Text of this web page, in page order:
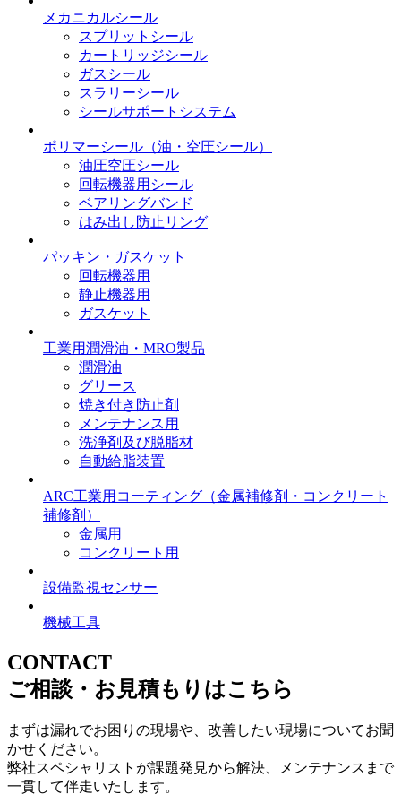
メカニカルシール
スプリットシール
カートリッジシール
ガスシール
スラリーシール
シールサポートシステム
ポリマーシール （油・空圧シール）
油圧空圧シール
回転機器用シール
ベアリングバンド
はみ出し防止リング
パッキン・ガスケット
回転機器用
静止機器用
ガスケット
工業用潤滑油・MRO製品
潤滑油
グリース
焼き付き防止剤
メンテナンス用
洗浄剤及び脱脂材
自動給脂装置
ARC工業用コーティング （金属補修剤・コンクリート
補修剤）
金属用
コンクリート用
設備監視センサー
機械工具
CONTACT
ご相談・お見積もりはこちら
まずは漏れでお困りの現場や、改善したい現場についてお聞
かせください。
弊社スペシャリストが課題発見から解決、メンテナンスまで
一貫して伴走いたします。